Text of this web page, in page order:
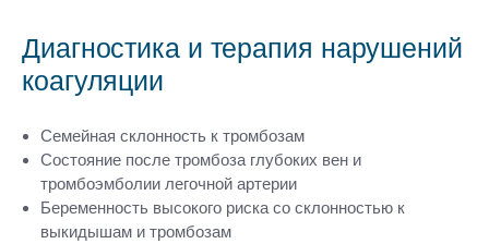
Диагностика и терапия нарушений
коагуляции
Семейная склонность к тромбозам
Состояние после тромбоза глубоких вен и
тромбоэмболии легочной артерии
Беременность высокого риска со склонностью к
выкидышам и тромбозам